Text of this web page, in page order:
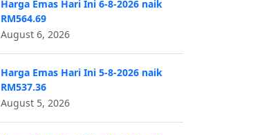
Harga Emas Hari Ini 6-8-2026 naik
RM564.69
August 6, 2026
Harga Emas Hari Ini 5-8-2026 naik
RM537.36
August 5, 2026